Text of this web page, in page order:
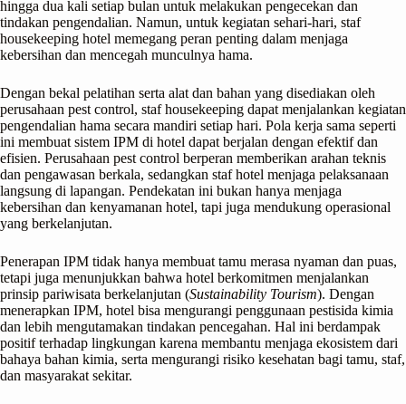
hingga dua kali setiap bulan untuk melakukan pengecekan dan
tindakan pengendalian. Namun, untuk kegiatan sehari-hari, staf
housekeeping hotel memegang peran penting dalam menjaga
kebersihan dan mencegah munculnya hama.
Dengan bekal pelatihan serta alat dan bahan yang disediakan oleh
perusahaan pest control, staf housekeeping dapat menjalankan kegiatan
pengendalian hama secara mandiri setiap hari. Pola kerja sama seperti
ini membuat sistem IPM di hotel dapat berjalan dengan efektif dan
efisien. Perusahaan pest control berperan memberikan arahan teknis
dan pengawasan berkala, sedangkan staf hotel menjaga pelaksanaan
langsung di lapangan. Pendekatan ini bukan hanya menjaga
kebersihan dan kenyamanan hotel, tapi juga mendukung operasional
yang berkelanjutan.
Penerapan IPM tidak hanya membuat tamu merasa nyaman dan puas,
tetapi juga menunjukkan bahwa hotel berkomitmen menjalankan
prinsip pariwisata berkelanjutan (Sustainability Tourism). Dengan
menerapkan IPM, hotel bisa mengurangi penggunaan pestisida kimia
dan lebih mengutamakan tindakan pencegahan. Hal ini berdampak
positif terhadap lingkungan karena membantu menjaga ekosistem dari
bahaya bahan kimia, serta mengurangi risiko kesehatan bagi tamu, staf,
dan masyarakat sekitar.